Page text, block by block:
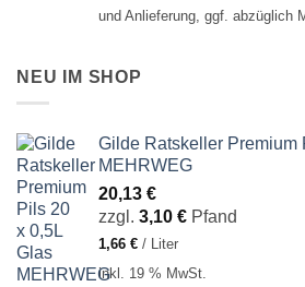
und Anlieferung, ggf. abzüglich
NEU IM SHOP
Gilde Ratskeller Premium
MEHRWEG
20,13 €
zzgl. 3,10 € Pfand
1,66 € / Liter
inkl. 19 % MwSt.